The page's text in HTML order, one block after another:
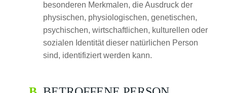
besonderen Merkmalen, die Ausdruck der
physischen, physiologischen, genetischen,
psychischen, wirtschaftlichen, kulturellen oder
sozialen Identität dieser natürlichen Person
sind, identifiziert werden kann.